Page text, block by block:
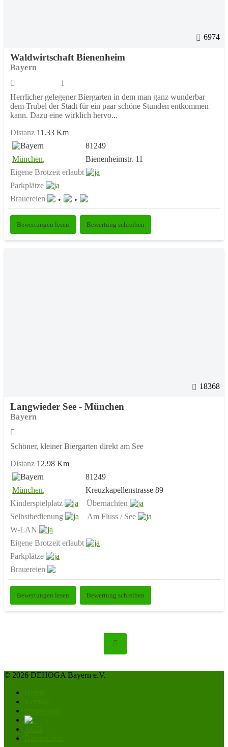
6974
Waldwirtschaft Bienenheim
Bayern
1
Herrlicher gelegener Biergarten in dem man ganz wunderbar
dem Trubel der Stadt für ein paar schöne Stunden entkommen
kann. Dazu eine wirklich hervo...
Distanz 11.33 Km
81249
München,
Bienenheimstr. 11
Eigene Brotzeit erlaubt
Parkplätze
Brauereien
Bewertungen lesen Bewertung schreiben
18368
Langwieder See - München
Bayern
Schöner, kleiner Biergarten direkt am See
Distanz 12.98 Km
81249
München,
Kreuzkapellenstrasse 89
Kinderspielplatz
Übernachten
Selbstbedienung
Am Fluss / See
W-LAN
Eigene Brotzeit erlaubt
Parkplätze
Brauereien
Bewertungen lesen Bewertung schreiben
© 2026 DEHOGA Bayern e.V.